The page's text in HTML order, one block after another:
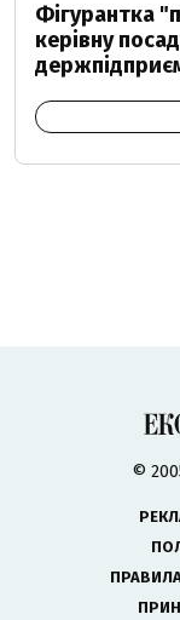
Фігурантка
керівну
©